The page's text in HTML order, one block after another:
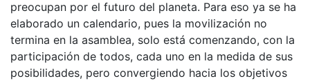
preocupan por el futuro del planeta. Para eso ya se ha
elaborado un calendario, pues la movilización no
termina en la asamblea, solo está comenzando, con la
participación de todos, cada uno en la medida de sus
posibilidades, pero convergiendo hacia los objetivos